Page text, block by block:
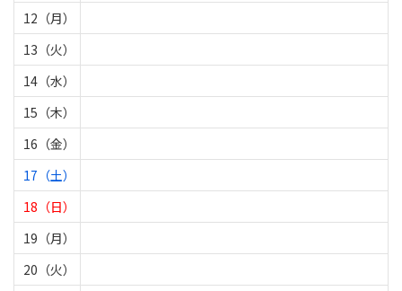
12（月）
13（火）
14（水）
15（木）
16（金）
17（土）
18（日）
19（月）
20（火）